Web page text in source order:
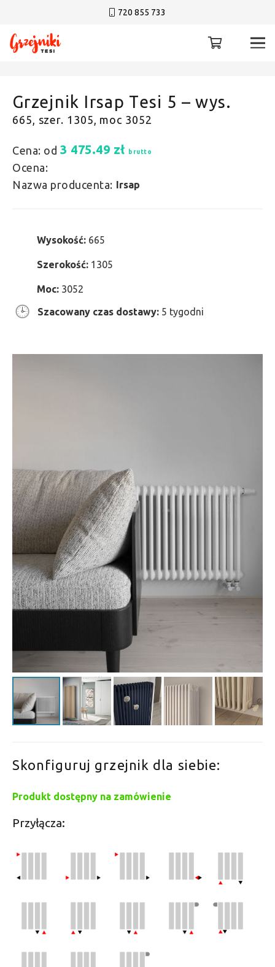
720 855 733
Grzejnik Irsap Tesi 5 – wys.
665, szer. 1305, moc 3052
Cena: od 3 475.49 zł brutto
Ocena:
Nazwa producenta: Irsap
Wysokość: 665
Szerokość: 1305
Moc: 3052
Szacowany czas dostawy: 5 tygodni
Skonfiguruj grzejnik dla siebie:
Produkt dostępny na zamówienie
Przyłącza: